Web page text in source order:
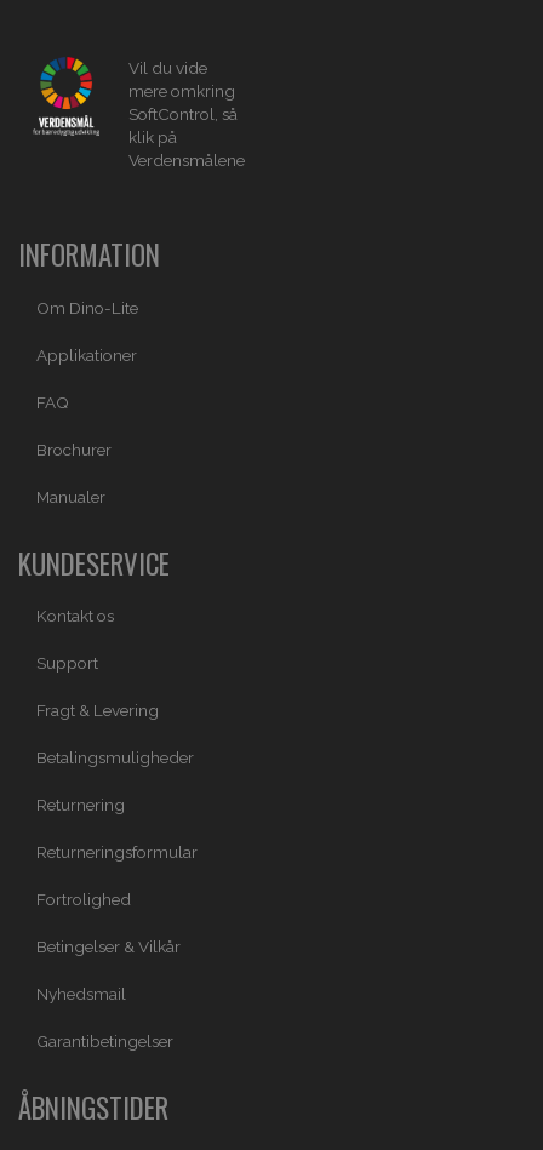
Vil du vide
mere omkring
SoftControl, så
klik på
Verdensmålene
INFORMATION
Om Dino-Lite
Applikationer
FAQ
Brochurer
Manualer
KUNDESERVICE
Kontakt os
Support
Fragt & Levering
Betalingsmuligheder
Returnering
Returneringsformular
Fortrolighed
Betingelser & Vilkår
Nyhedsmail
Garantibetingelser
ÅBNINGSTIDER